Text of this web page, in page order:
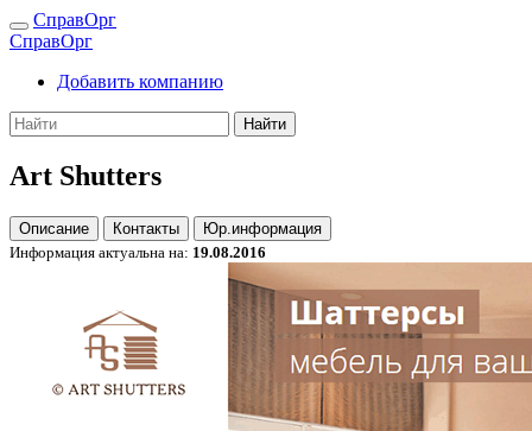
СправОрг
СправОрг
Добавить компанию
Найти
Art Shutters
Описание Контакты
Юр.информация
Информация актуальна на: 19.08.2016